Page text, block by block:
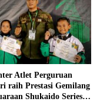
Atlet Perguruan
raih Prestasi Gemilang
Shukaido Series 1